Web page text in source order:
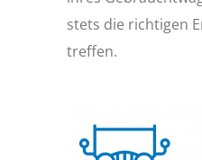
stets die richtigen
treffen.